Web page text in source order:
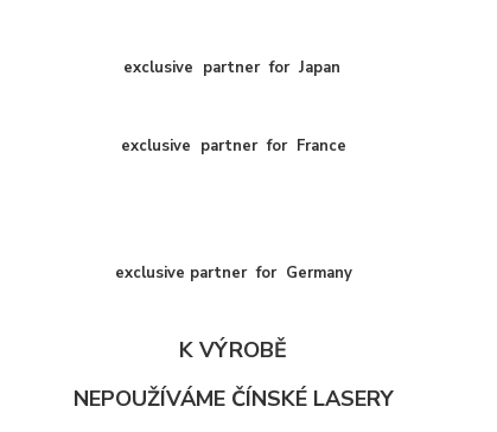
exclusive partner for Japan
exclusive partner for France
exclusive partner for Germany
K VÝROBĚ
NEPOUŽÍVÁME ČÍNSKÉ LASERY